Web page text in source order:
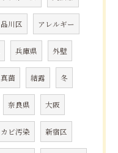
品川区 アレルギー
兵庫県 外壁
真菌 結露 冬
奈良県 大阪
カビ汚染 新宿区